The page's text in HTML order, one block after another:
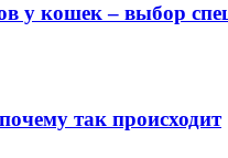
у кошек – выбор
так происходит